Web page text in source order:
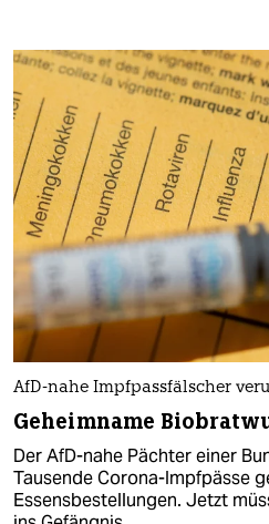
AfD-nahe Impfpassfälscher
Geheimname
Der AfD-nahe Pächter einer
Tausende Corona-Impfpässe
Essensbestellungen. Jetzt